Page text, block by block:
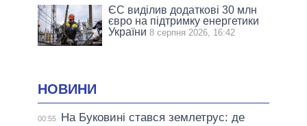
ЄС виділив додаткові 30 млн
євро на підтримку енергетики
України 8 серпня 2026, 16:42
НОВИНИ
00:55
На Буковині стався землетрус: де